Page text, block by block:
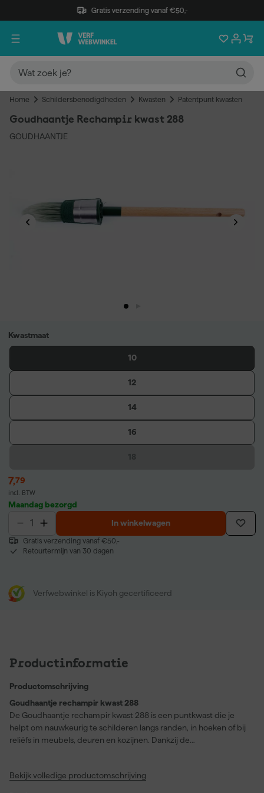
Gratis verzending vanaf €50,-
Home Schildersbenodigdheden Kwasten Patentpunt kwasten
Goudhaantje Rechampir kwast 288
GOUDHAANTJE
Kwastmaat
10
12
14
16
7,79
incl. BTW
Maandag bezorgd
In winkelwagen
Gratis verzending vanaf €50,-
Retourtermijn van 30 dagen
Verfwebwinkel is Kiyoh gecertificeerd
Productinformatie
Productomschrijving
Goudhaantje rechampir kwast 288
De Goudhaantje rechampir kwast 288 is een puntkwast die je
helpt om nauwkeurig te schilderen langs randen, in hoeken of bij
reliëfs in meubels, deuren en kozijnen. Dankzij de
biedt een goede verfopname en een soepele afgifte. De houten
Bekijk volledige productomschrijving